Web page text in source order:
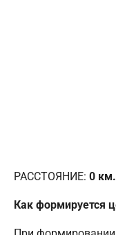
РАССТОЯНИЕ: 0 км.
Как формируется